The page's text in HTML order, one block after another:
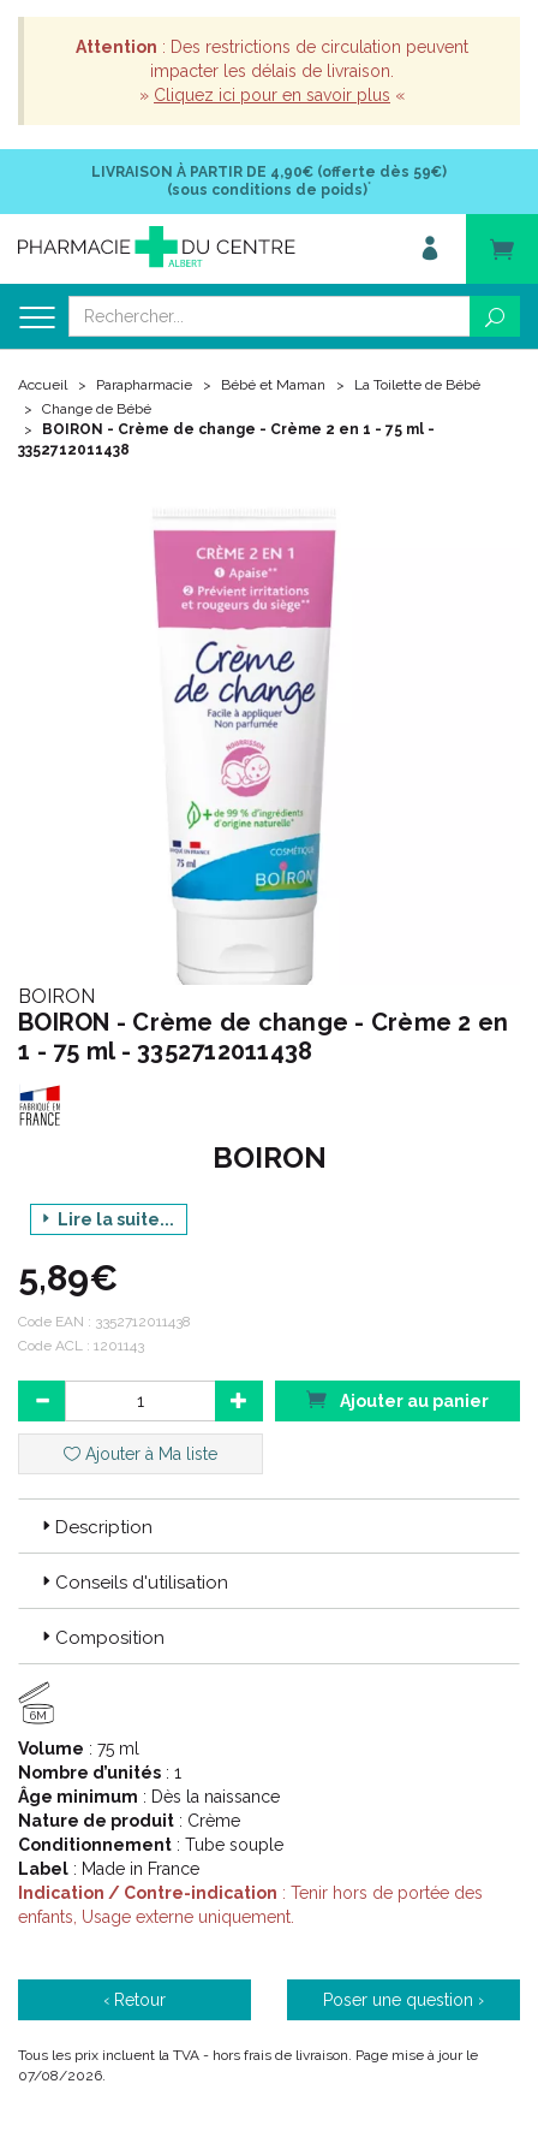
Attention : Des restrictions de circulation peuvent
impacter les délais de livraison.
» Cliquez ici pour en savoir plus «
LIVRAISON À PARTIR DE 4,90€ (offerte dès 59€)
(sous conditions de poids)*
Accueil Parapharmacie Bébé et Maman
La Toilette de Bébé
Change de Bébé
BOIRON - Crème de change - Crème 2 en 1 - 75 ml -
3352712011438
BOIRON
BOIRON - Crème de change - Crème 2 en
1 - 75 ml - 3352712011438
BOIRON
Contenance : 75 ML
Code ACL : 1201143
Code EAN : 3352712011438
Lire la suite...
5,89€
Code EAN : 3352712011438
Code ACL : 1201143
Ajouter au panier
Ajouter à Ma liste
Description
Conseils d'utilisation
Composition
6M
Volume : 75 ml
Nombre d’unités : 1
Âge minimum : Dès la naissance
Nature de produit : Crème
Conditionnement : Tube souple
Label : Made in France
Indication / Contre-indication : Tenir hors de portée des
enfants, Usage externe uniquement.
‹ Retour Poser une question ›
Tous les prix incluent la TVA - hors frais de livraison. Page mise à jour le
07/08/2026.